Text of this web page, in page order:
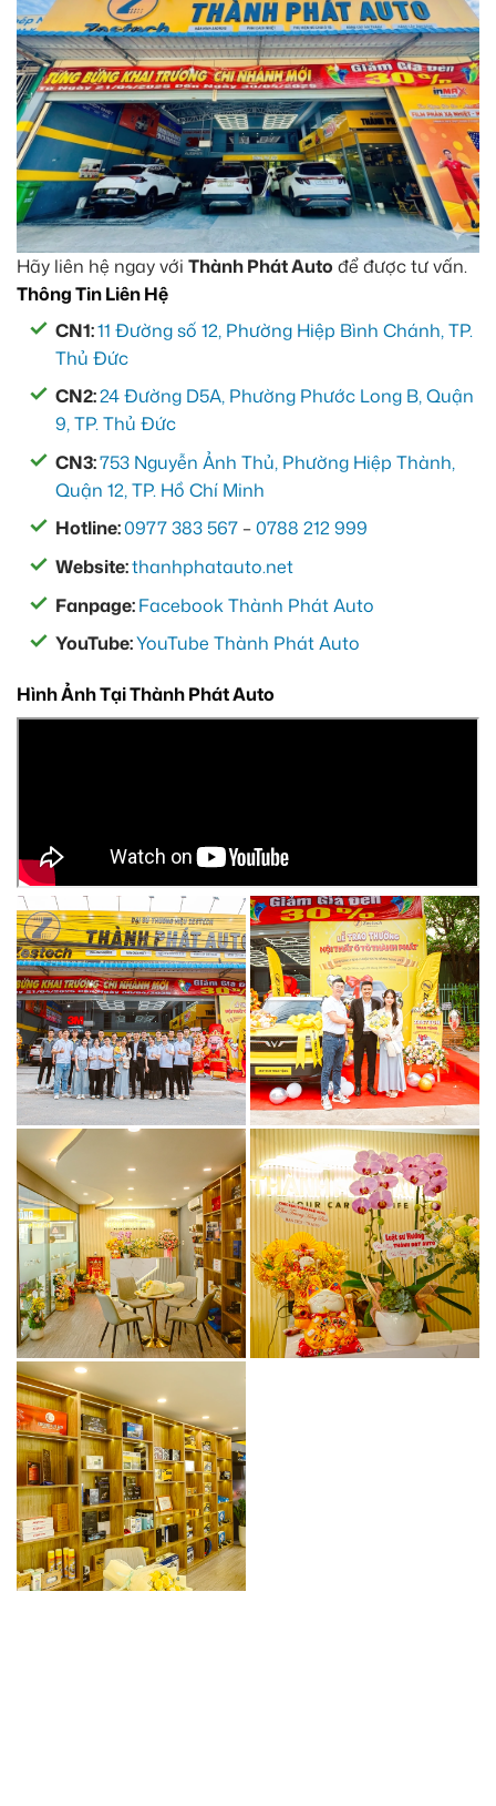
Hãy liên hệ ngay với Thành Phát Auto để được tư vấn.
Thông Tin Liên Hệ
CN1:11 Đường số 12, Phường Hiệp Bình Chánh, TP.
Thủ Đức
CN2:24 Đường D5A, Phường Phước Long B, Quận
9, TP. Thủ Đức
CN3:753 Nguyễn Ảnh Thủ, Phường Hiệp Thành,
Quận 12, TP. Hồ Chí Minh
Hotline:0977 383 567 –0788 212 999
Website:thanhphatauto.net
Fanpage:Facebook Thành Phát Auto
YouTube:YouTube Thành Phát Auto
Hình Ảnh Tại Thành Phát Auto